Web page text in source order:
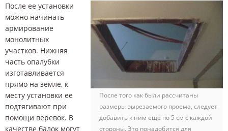
После того как были рассчитаны
размеры вырезаемого проема, следует
добавить к ним еще по 5 см с каждой
стороны. Это понадобится для
После ее установки
можно начинать
армирование
монолитных
участков. Нижняя
часть опалубки
изготавливается
прямо на земле, к
месту установки ее
подтягивают при
помощи веревок. В
качестве балок могут